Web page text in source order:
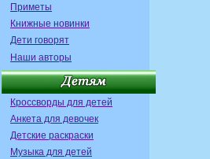
Приметы
Книжные новинки
Дети говорят
Наши авторы
Кроссворды для детей
Анкета для девочек
Детские раскраски
Музыка для детей